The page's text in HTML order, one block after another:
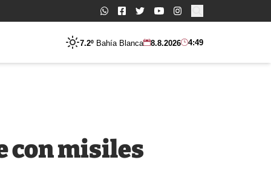
Buscar:
7.2º Bahía Blanca 8.8.2026 4:49
con misiles